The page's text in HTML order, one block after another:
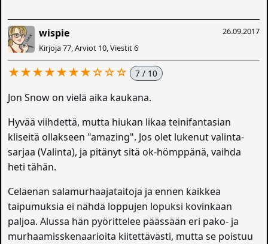
26.09.2017
wispie
Kirjoja 77, Arviot 10, Viestit 6
★★★★★★★☆☆☆ 7 / 10
Jon Snow on vielä aika kaukana.
Hyvää viihdettä, mutta hiukan likaa teinifantasian
kliseitä ollakseen "amazing". Jos olet lukenut valinta-
sarjaa (Valinta), ja pitänyt sitä ok-hömppänä, vaihda
heti tähän.
Celaenan salamurhaajataitoja ja ennen kaikkea
taipumuksia ei nähdä loppujen lopuksi kovinkaan
paljoa. Alussa hän pyörittelee päässään eri pako- ja
murhaamisskenaarioita kiitettävästi, mutta se poistuu